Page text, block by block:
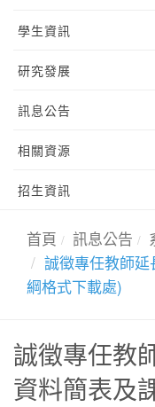
學生資訊
研究發展
訊息公告
相關資源
招生資訊
首頁 訊息公告
誠徵專任教師
綱格式下載處)
誠徵專任教
資料簡表及